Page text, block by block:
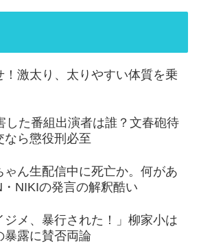
！激太り、太りやすい体質を乗
した番組出演者は誰？文春砲待
なら懲役刑必至
ゃん生配信中に死亡か。何があ
NIKIの発言の解釈酷い
ジメ、暴行された！」柳家小は
暴露に賛否両論